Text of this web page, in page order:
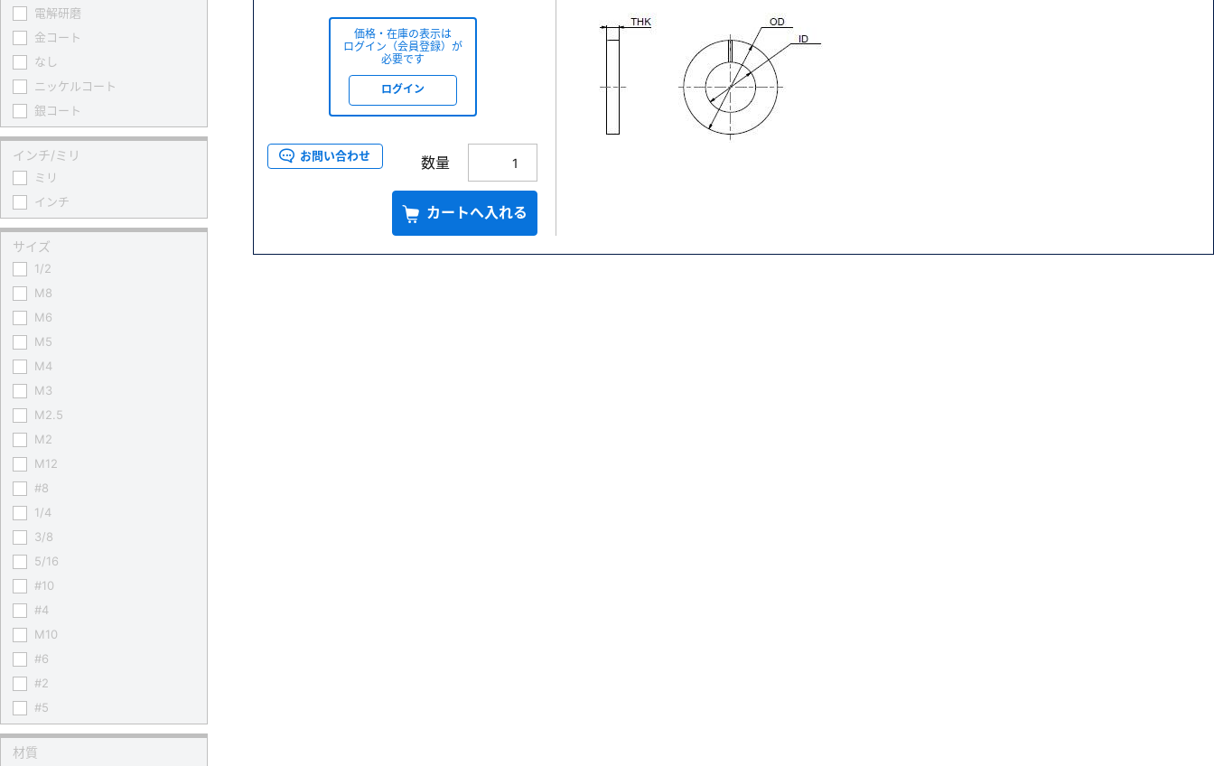
価格・在庫の表示は
ログイン（会員登録）が
必要です
ログイン
お問い合わせ 数量
カートへ入れる
電解研磨
金コート
なし
ニッケルコート
銀コート
インチ/ミリ
ミリ
インチ
サイズ
1/2
M8
M6
M5
M4
M3
M2.5
M2
M12
#8
1/4
3/8
5/16
#10
#4
M10
#6
#2
#5
材質